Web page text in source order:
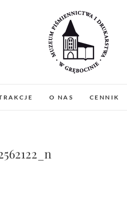
O NAS CENNIK